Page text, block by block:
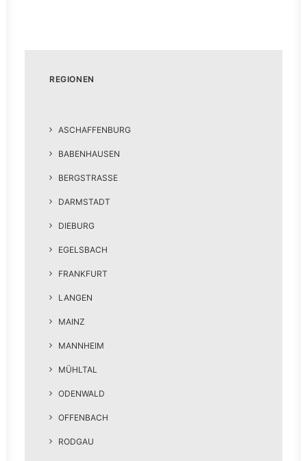
REGIONEN
ASCHAFFENBURG
BABENHAUSEN
BERGSTRASSE
DARMSTADT
DIEBURG
EGELSBACH
FRANKFURT
LANGEN
MAINZ
MANNHEIM
MÜHLTAL
ODENWALD
OFFENBACH
RODGAU